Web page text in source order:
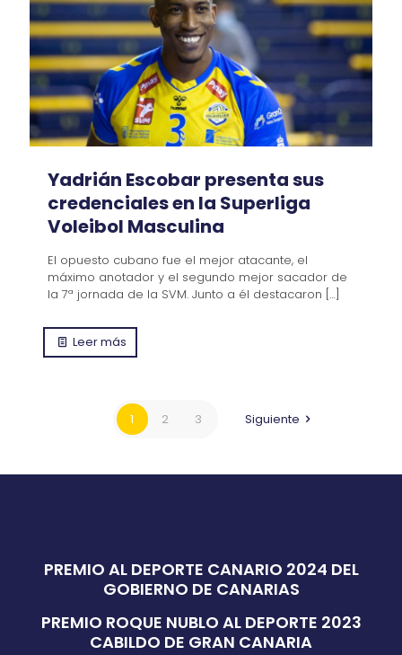
Yadrián Escobar presenta sus
credenciales en la Superliga
Voleibol Masculina
El opuesto cubano fue el mejor atacante, el
máximo anotador y el segundo mejor sacador de
la 7ª jornada de la SVM. Junto a él destacaron […]
Leer más
1 2 3 Siguiente
PREMIO AL DEPORTE CANARIO 2024 DEL
GOBIERNO DE CANARIAS
PREMIO ROQUE NUBLO AL DEPORTE 2023
CABILDO DE GRAN CANARIA